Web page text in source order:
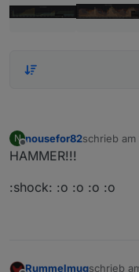
N
Offline
nousefor82schrieb am
zuletzt
HAMMER!!!
:shock: :o :o :o :o
Rummelmugschrieb